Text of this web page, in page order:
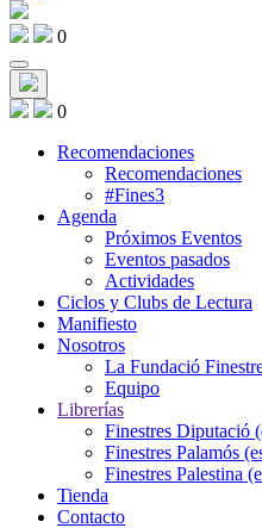
0
0
Recomendaciones
Recomendaciones
#Fines3
Agenda
Próximos Eventos
Eventos pasados
Actividades
Ciclos y Clubs de Lectura
Manifiesto
Nosotros
La Fundació
Equipo
Librerías
Finestres Diputació
Finestres Palamós
Finestres Palestina
Tienda
Contacto